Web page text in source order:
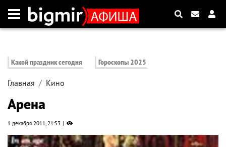
Какой праздник сегодня Гороскопы 2025
Главная Кино
Арена
1 декабря 2011, 21:53